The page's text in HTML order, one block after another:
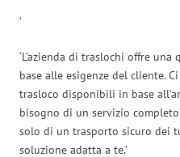
‘
‘L’azienda di traslochi offre
base alle esigenze del cliente.
trasloco disponibili in base
bisogno di un servizio
solo di un trasporto sicuro dei
soluzione adatta a te.’